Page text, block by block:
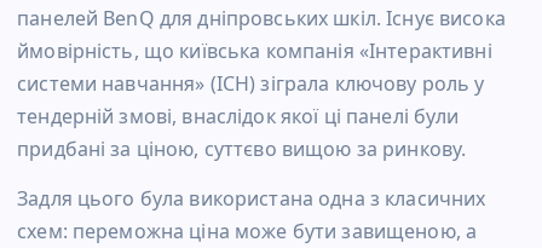
панелей BenQ для дніпровських шкіл. Існує висока
ймовірність, що київська компанія «Інтерактивні
системи навчання» (ІСН) зіграла ключову роль у
тендерній змові, внаслідок якої ці панелі були
придбані за ціною, суттєво вищою за ринкову.
Задля цього була використана одна з класичних
схем: переможна ціна може бути завищеною, а